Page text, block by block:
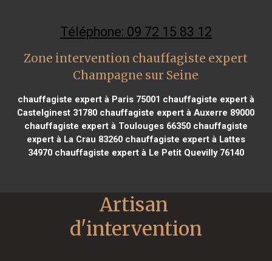
Téléphone: 09 72 15 83 12
Zone intervention chauffagiste expert
Champagne sur Seine
chauffagiste expert à Paris 75001 chauffagiste expert à
Castelginest 31780 chauffagiste expert à Auxerre 89000
chauffagiste expert à Toulouges 66350chauffagiste
expert à La Crau 83260chauffagiste expert à Lattes
34970chauffagiste expert à Le Petit Quevilly 76140
Artisan
d'intervention